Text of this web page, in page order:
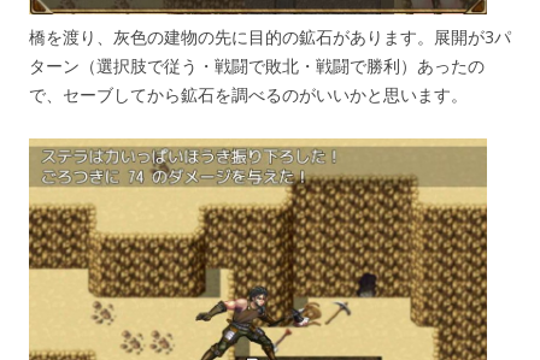
橋を渡り、灰色の建物の先に目的の鉱石があります。展開が3パ
ターン（選択肢で従う・戦闘で敗北・戦闘で勝利）あったの
で、セーブしてから鉱石を調べるのがいいかと思います。